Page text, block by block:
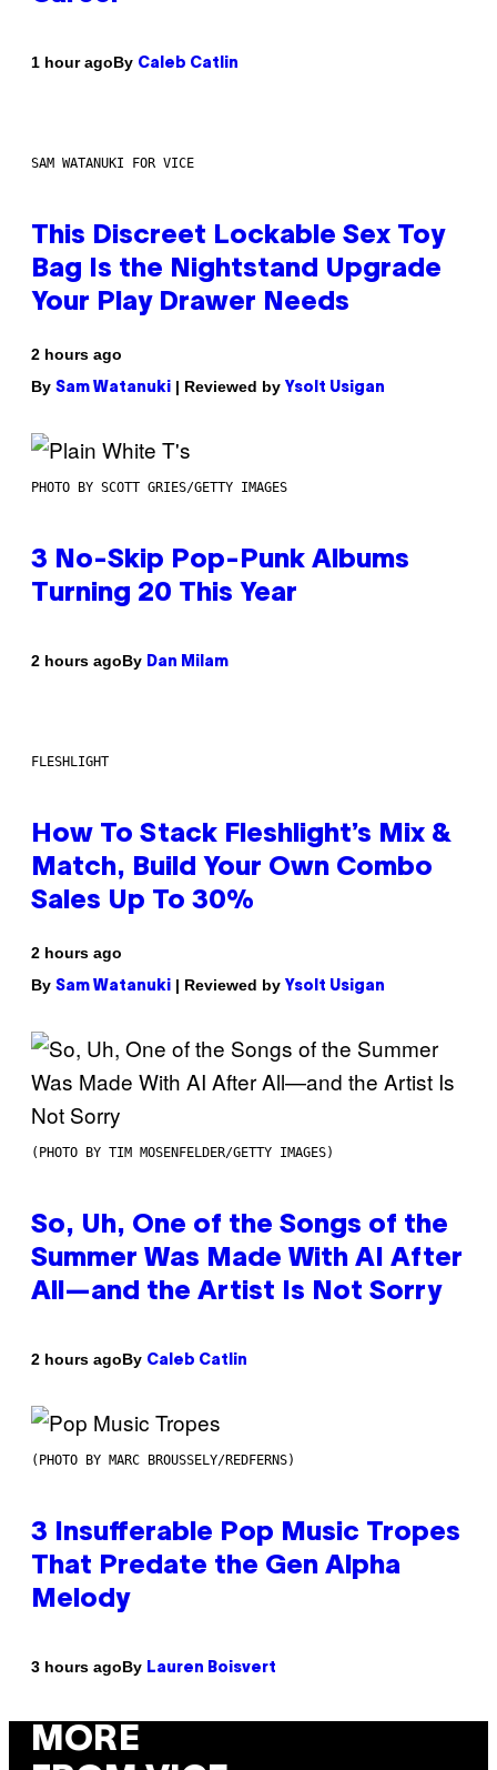
1 hour agoBy Caleb Catlin
SAM WATANUKI FOR VICE
This Discreet Lockable Sex Toy
Bag Is the Nightstand Upgrade
Your Play Drawer Needs
2 hours ago
By Sam Watanuki | Reviewed by Ysolt Usigan
PHOTO BY SCOTT GRIES/GETTY IMAGES
3 No-Skip Pop-Punk Albums
Turning 20 This Year
2 hours agoBy Dan Milam
FLESHLIGHT
How To Stack Fleshlight’s Mix &
Match, Build Your Own Combo
Sales Up To 30%
2 hours ago
By Sam Watanuki | Reviewed by Ysolt Usigan
(PHOTO BY TIM MOSENFELDER/GETTY IMAGES)
So, Uh, One of the Songs of the
Summer Was Made With AI After
All—and the Artist Is Not Sorry
2 hours agoBy Caleb Catlin
(PHOTO BY MARC BROUSSELY/REDFERNS)
3 Insufferable Pop Music Tropes
That Predate the Gen Alpha
Melody
3 hours agoBy Lauren Boisvert
MORE